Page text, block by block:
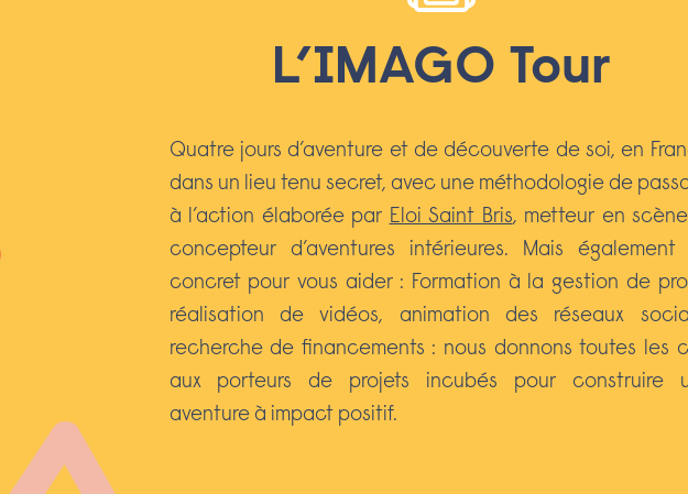
L’IMAGO Tour
Quatre jours d’aventure et de découverte de soi, en
dans un lieu tenu secret, avec une méthodologie de
à l’action élaborée par Eloi Saint Bris, metteur en
concepteur d’aventures intérieures. Mais également
concret pour vous aider : Formation à la gestion de
réalisation de vidéos, animation des réseaux
recherche de financements : nous donnons toutes les
aux porteurs de projets incubés pour construire
aventure à impact positif.